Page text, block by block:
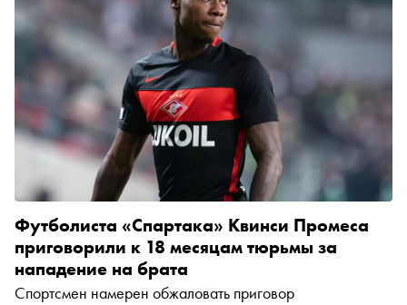
Футболиста «Спартака» Квинси Промеса
приговорили к 18 месяцам тюрьмы за
нападение на брата
Спортсмен намерен обжаловать приговор